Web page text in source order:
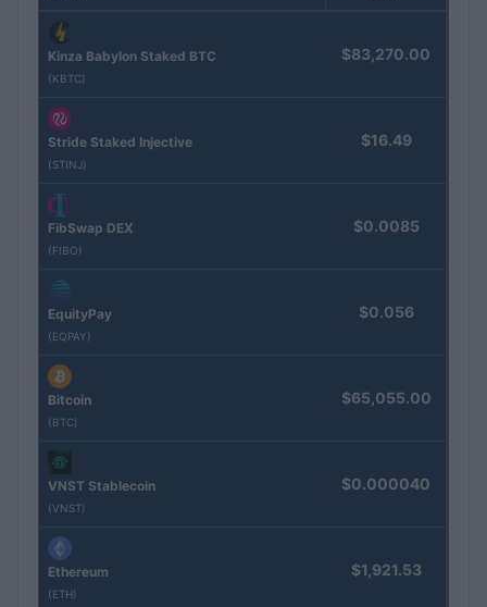
Kinza Babylon Staked BTC
(KBTC)
$83,270.00
Stride Staked Injective
(STINJ)
$16.49
FibSwap DEX
(FIBO)
$0.0085
EquityPay
(EQPAY)
$0.056
Bitcoin
(BTC)
$65,055.00
VNST Stablecoin
(VNST)
$0.000040
Ethereum
(ETH)
$1,921.53